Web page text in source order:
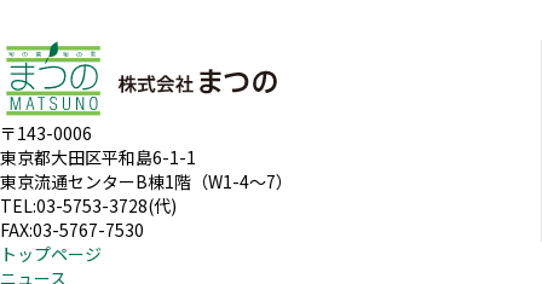
〒143-0006
東京都大田区平和島6-1-1
東京流通センターB棟1階（W1-4～7）
TEL:03-5753-3728(代)
FAX:03-5767-7530
トップページ
ニュース